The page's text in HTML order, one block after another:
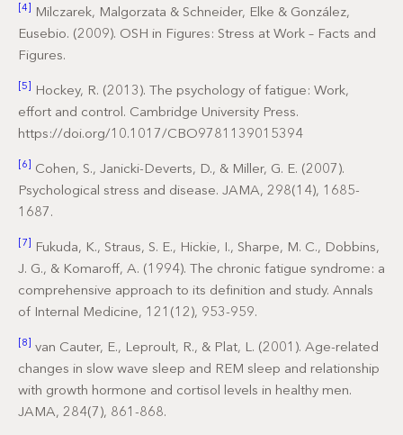
[4] Milczarek, Malgorzata & Schneider, Elke & González,
Eusebio. (2009). OSH in Figures: Stress at Work – Facts and
Figures.
[5] Hockey, R. (2013). The psychology of fatigue: Work,
effort and control. Cambridge University Press.
https://doi.org/10.1017/CBO9781139015394
[6] Cohen, S., Janicki-Deverts, D., & Miller, G. E. (2007).
Psychological stress and disease. JAMA, 298(14), 1685-
1687.
[7] Fukuda, K., Straus, S. E., Hickie, I., Sharpe, M. C., Dobbins,
J. G., & Komaroff, A. (1994). The chronic fatigue syndrome: a
comprehensive approach to its definition and study. Annals
of Internal Medicine, 121(12), 953-959.
[8] van Cauter, E., Leproult, R., & Plat, L. (2001). Age-related
changes in slow wave sleep and REM sleep and relationship
with growth hormone and cortisol levels in healthy men.
JAMA, 284(7), 861-868.